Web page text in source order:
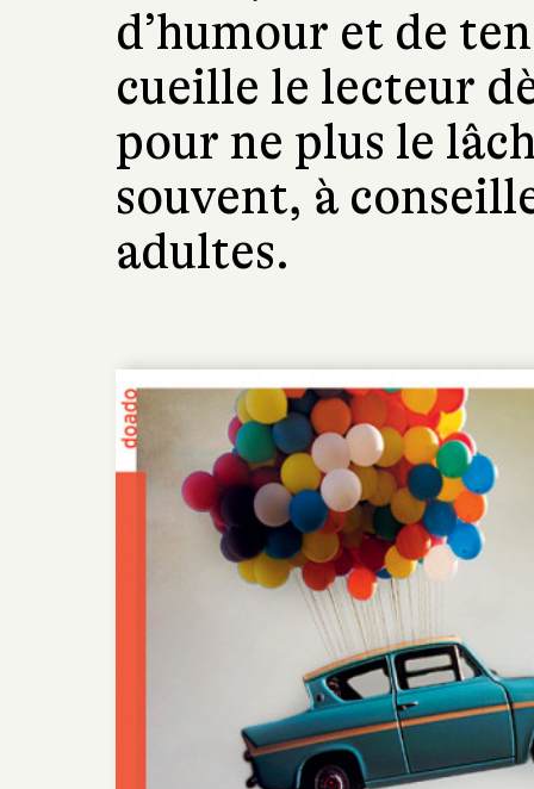
d’humour et de
cueille le lecteur
pour ne plus le
souvent, à
adultes.